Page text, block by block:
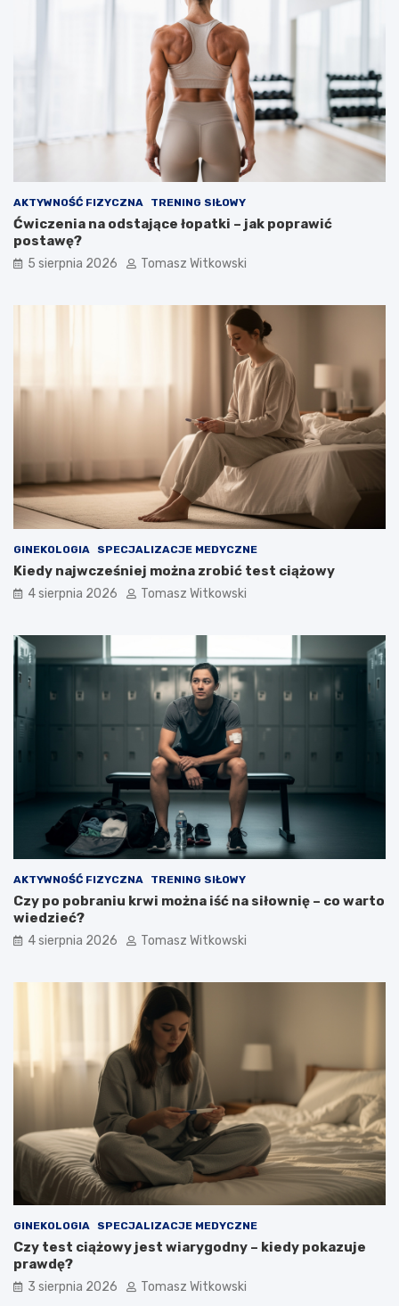
AKTYWNOŚĆ FIZYCZNA TRENING SIŁOWY
Ćwiczenia na odstające łopatki – jak poprawić
postawę?
5 sierpnia 2026 Tomasz Witkowski
GINEKOLOGIA SPECJALIZACJE MEDYCZNE
Kiedy najwcześniej można zrobić test ciążowy
4 sierpnia 2026 Tomasz Witkowski
AKTYWNOŚĆ FIZYCZNA TRENING SIŁOWY
Czy po pobraniu krwi można iść na siłownię – co warto
wiedzieć?
4 sierpnia 2026 Tomasz Witkowski
GINEKOLOGIA SPECJALIZACJE MEDYCZNE
Czy test ciążowy jest wiarygodny – kiedy pokazuje
prawdę?
3 sierpnia 2026 Tomasz Witkowski